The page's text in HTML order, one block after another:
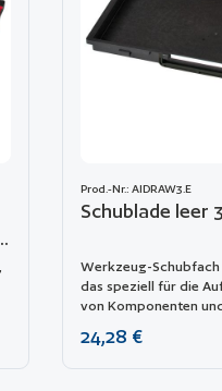
Prod.-Nr.: AIDRAW3.E
Schublade leer
Werkzeug-
das speziell für die
von Komponenten
Modell 5140
Regulärer Preis:
24,28 €